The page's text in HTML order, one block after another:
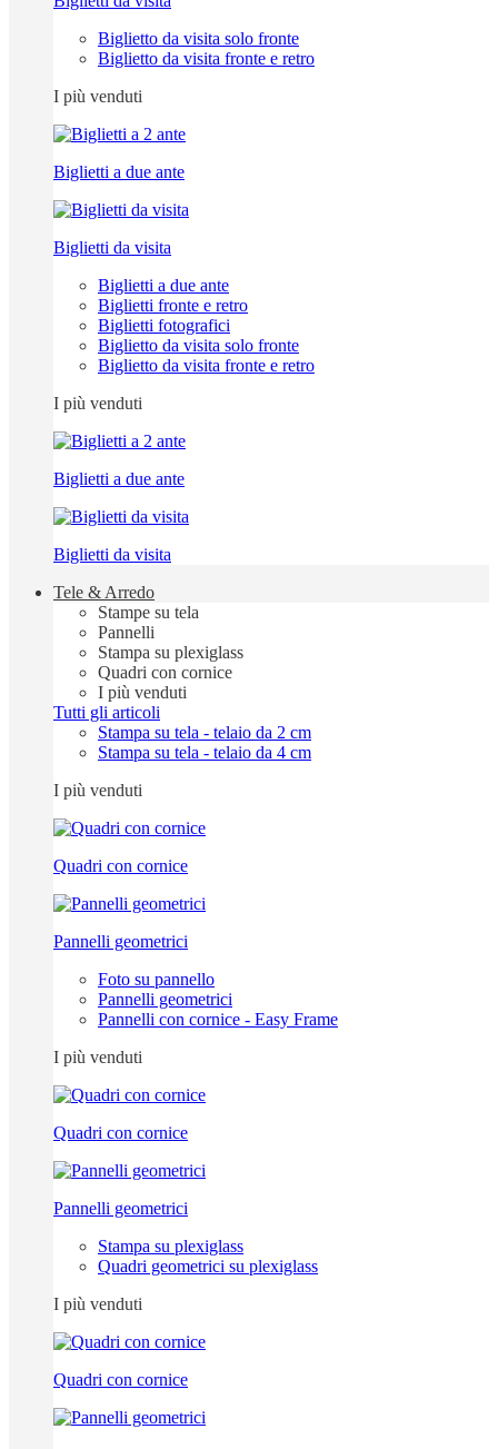
Biglietto da visita solo fronte
Biglietto da visita fronte e retro
I più venduti
Biglietti a due ante
Biglietti da visita
Biglietti a due ante
Biglietti fronte e retro
Biglietti fotografici
Biglietto da visita solo fronte
Biglietto da visita fronte e retro
I più venduti
Biglietti a due ante
Biglietti da visita
Tele & Arredo
Stampe su tela
Pannelli
Stampa su plexiglass
Quadri con cornice
I più venduti
Tutti gli articoli
Stampa su tela - telaio da 2 cm
Stampa su tela - telaio da 4 cm
I più venduti
Quadri con cornice
Pannelli geometrici
Foto su pannello
Pannelli geometrici
Pannelli con cornice - Easy Frame
I più venduti
Quadri con cornice
Pannelli geometrici
Stampa su plexiglass
Quadri geometrici su plexiglass
I più venduti
Quadri con cornice